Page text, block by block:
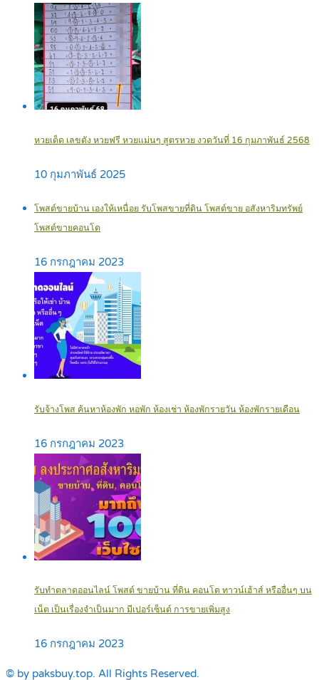
หวยเด็ด เลขดัง หวยฟรี หวยแม่นๆ สูตรหวย งวดวันที่ 16 กุมภาพันธ์ 2568
10 กุมภาพันธ์ 2025
โพสต์ขายบ้าน เองให้เหนื่อย รับโพสขายที่ดิน โพสต์ขาย อสังหาริมทรัพย์
โพสต์ขายคอนโด
16 กรกฎาคม 2023
รับจ้างโพส ค้นหาห้องพัก หอพัก ห้องเช่า ห้องพักรายวัน ห้องพักรายเดือน
16 กรกฎาคม 2023
รับทำตลาดออนไลน์ โพสต์ ขายบ้าน ที่ดิน คอนโด ทาวน์เฮ้าส์ หรืออื่นๆ บน
เน็ต เป็นเรื่องจำเป็นมาก มีเปอร์เซ็นต์ การขายเพิ่มสูง
16 กรกฎาคม 2023
© by paksbuy.top. All Rights Reserved.